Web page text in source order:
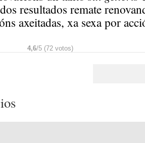
resultados remate
axeitadas, xa sexa por
4,6/5 (72 votos)